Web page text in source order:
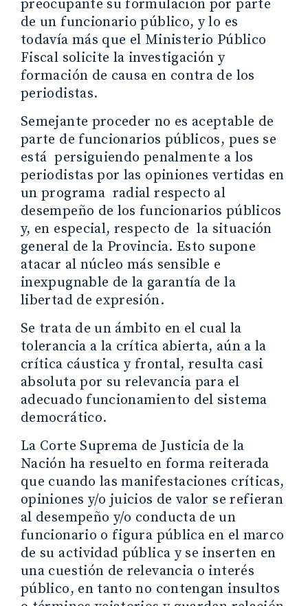
preocupante su formulación por parte
de un funcionario público, y lo es
todavía más que el Ministerio Público
Fiscal solicite la investigación y
formación de causa en contra de los
periodistas.
Semejante proceder no es aceptable de
parte de funcionarios públicos, pues se
está persiguiendo penalmente a los
periodistas por las opiniones vertidas en
un programa radial respecto al
desempeño de los funcionarios públicos
y, en especial, respecto de la situación
general de la Provincia. Esto supone
atacar al núcleo más sensible e
inexpugnable de la garantía de la
libertad de expresión.
Se trata de un ámbito en el cual la
tolerancia a la crítica abierta, aún a la
crítica cáustica y frontal, resulta casi
absoluta por su relevancia para el
adecuado funcionamiento del sistema
democrático.
La Corte Suprema de Justicia de la
Nación ha resuelto en forma reiterada
que cuando las manifestaciones críticas,
opiniones y/o juicios de valor se refieran
al desempeño y/o conducta de un
funcionario o figura pública en el marco
de su actividad pública y se inserten en
una cuestión de relevancia o interés
público, en tanto no contengan insultos